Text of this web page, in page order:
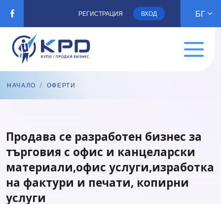
РЕГИСТРАЦИЯ ВХОД БГ
НАЧАЛО / ОФЕРТИ
Продава се разработен бизнес за
търговия с офис и канцеларски
материали,офис услуги,изработка
на фактури и печати, копирни
услуги